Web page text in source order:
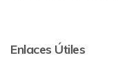
Enlaces Útiles